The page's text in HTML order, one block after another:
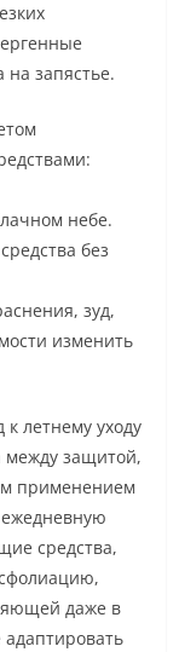
запястье.
небе.
без
зуд,
изменить
летнему уходу
между защитой,
применением
средства,
даже в